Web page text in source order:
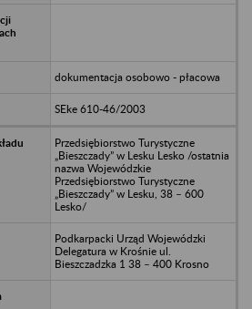
dokumentacja osobowo - płacowa
SEke 610-46/2003
Przedsiębiorstwo Turystyczne
„Bieszczady” w Lesku Lesko /ostatnia
nazwa Wojewódzkie
Przedsiębiorstwo Turystyczne
„Bieszczady” w Lesku, 38 – 600
Lesko/
Podkarpacki Urząd Wojewódzki
Delegatura w Krośnie ul.
Bieszczadzka 1 38 – 400 Krosno